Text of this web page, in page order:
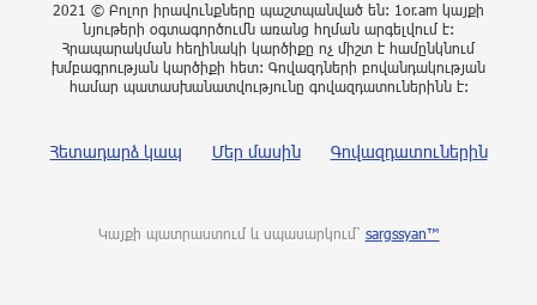
տրանսֆերի վերաբերյալ
4 ժամ առաջ
պայթյունից
2021 © Բոլոր իրավունքները պաշտպանված են: 1or.am կայքի
նյութերի օգտագործումն առանց հղման արգելվում է:
Հրապարակման հեղինակի կարծիքը ոչ միշտ է համընկնում
խմբագրության կարծիքի հետ: Գովազդների բովանդակության
համար պատասխանատվությունը գովազդատուներինն է:
Հետադարձ կապ Մեր մասին Գովազդատուներին
Կայքի պատրաստում և սպասարկում՝ sargssyan™